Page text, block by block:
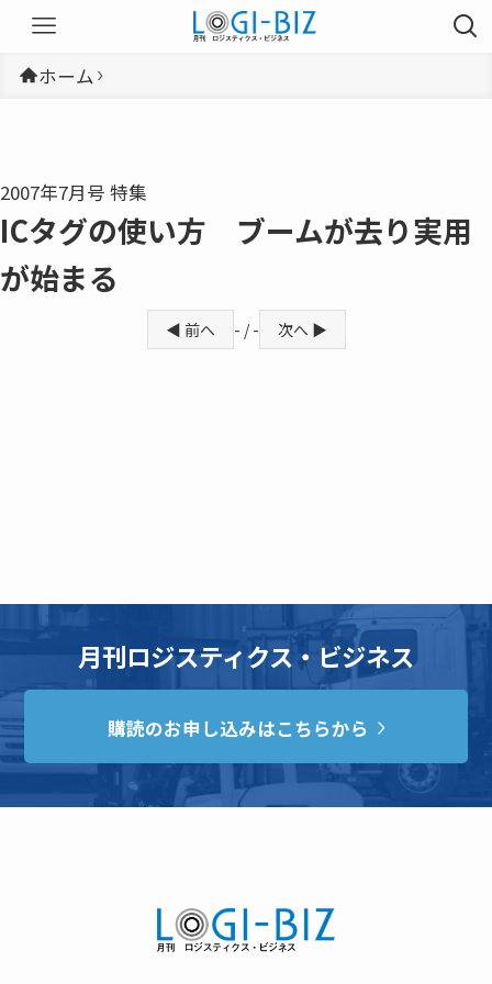
ホーム
2007年7月号 特集
ICタグの使い方 ブームが去り実用
が始まる
◀ 前へ - / - 次へ ▶
月刊ロジスティクス・ビジネス
購読のお申し込みはこちらから